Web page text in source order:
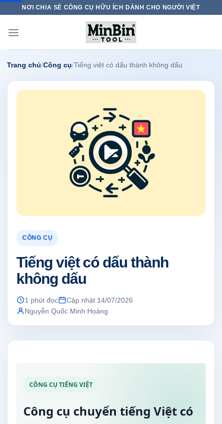
Skip
to
content
NƠI CHIA SẺ CÔNG CỤ HỮU ÍCH DÀNH CHO NGƯỜI VIỆT
Trang chủ/Công cụ/Tiếng việt có dấu thành không dấu
CÔNG CỤ
Tiếng việt có dấu thành
không dấu
1 phút đọc
Cập nhật 14/07/2026
Nguyễn Quốc Minh Hoàng